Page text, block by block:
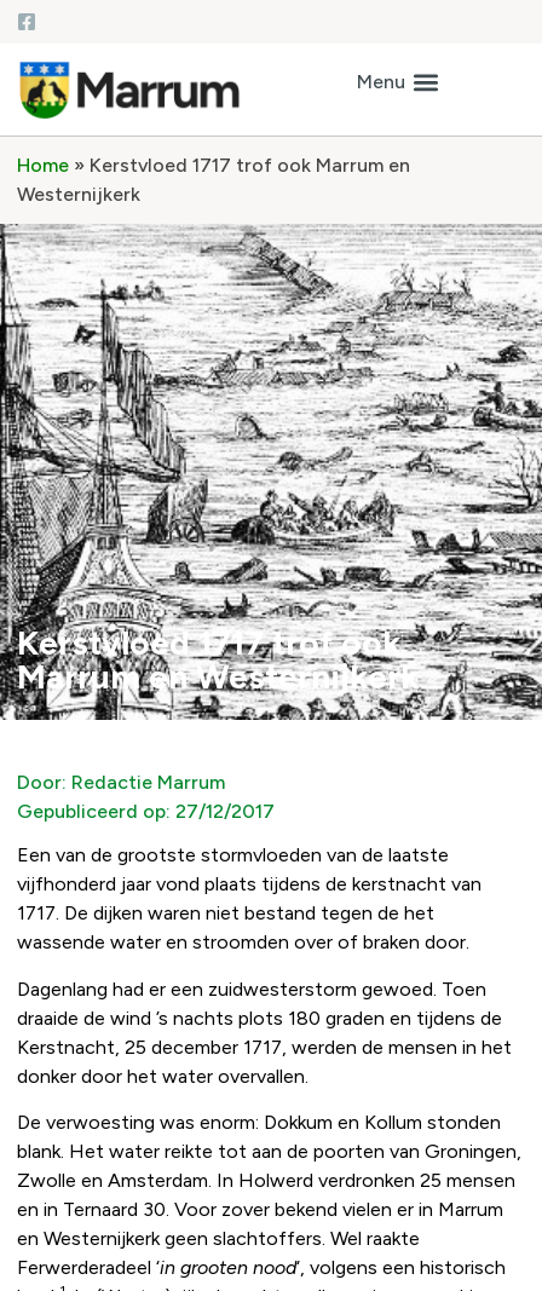
Home » Kerstvloed 1717 trof ook Marrum en
Westernijkerk
Kerstvloed 1717 trof ook
Marrum en Westernijkerk
Door: Redactie Marrum
Gepubliceerd op: 27/12/2017
Een van de grootste stormvloeden van de laatste
vijfhonderd jaar vond plaats tijdens de kerstnacht van
1717. De dijken waren niet bestand tegen de het
wassende water en stroomden over of braken door.
Dagenlang had er een zuidwesterstorm gewoed. Toen
draaide de wind ’s nachts plots 180 graden en tijdens de
Kerstnacht, 25 december 1717, werden de mensen in het
donker door het water overvallen.
De verwoesting was enorm: Dokkum en Kollum stonden
blank. Het water reikte tot aan de poorten van Groningen,
Zwolle en Amsterdam. In Holwerd verdronken 25 mensen
en in Ternaard 30. Voor zover bekend vielen er in Marrum
en Westernijkerk geen slachtoffers. Wel raakte
Ferwerderadeel ‘in grooten nood‘, volgens een historisch